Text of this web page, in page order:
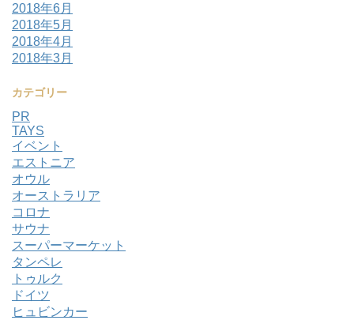
2018年6月
2018年5月
2018年4月
2018年3月
カテゴリー
PR
TAYS
イベント
エストニア
オウル
オーストラリア
コロナ
サウナ
スーパーマーケット
タンペレ
トゥルク
ドイツ
ヒュビンカー